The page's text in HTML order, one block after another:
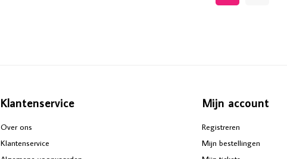
Klantenservice
Over ons
Klantenservice
Mijn account
Registreren
Mijn bestellingen